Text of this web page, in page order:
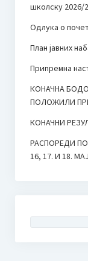
школску 2026/
Одлука о
План јавних
Припремна
КОНАЧНА
ПОЛОЖИЛИ
КОНАЧНИ
РАСПОРЕДИ
16, 17. И 18.